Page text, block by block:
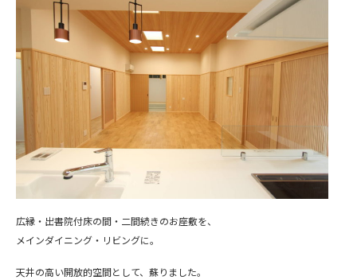
広縁・出書院付床の間・二間続きのお座敷を、
メインダイニング・リビングに。
天井の高い開放的空間として、蘇りました。